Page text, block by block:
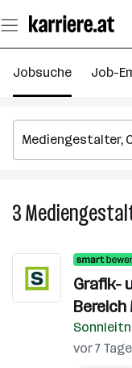
Seiteninhalt
springen
Jobsuche Job-
3
Grafik-
vor 7